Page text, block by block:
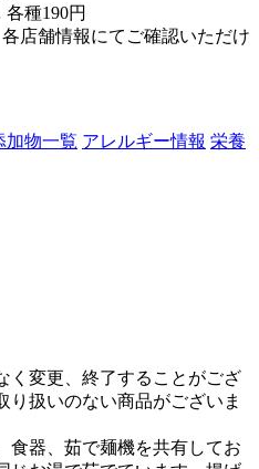
種190円
店舗情報にてご確認いただけ
加物一覧 アレルギー情報 栄養
く変更、終了することがござ
り扱いのない商品がございま
食器、茹で麺機を共有してお